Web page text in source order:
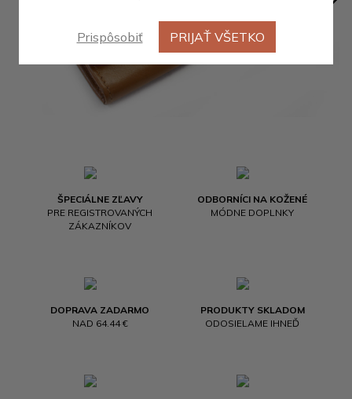
ŠPECIÁLNE ZĽAVY
PRE REGISTROVANÝCH
ZÁKAZNÍKOV
ODBORNÍCI NA KOŽENÉ
MÓDNE DOPLNKY
DOPRAVA ZADARMO
NAD 64.44 €
PRODUKTY SKLADOM
ODOSIELAME IHNEĎ
Prispôsobiť PRIJAŤ VŠETKO